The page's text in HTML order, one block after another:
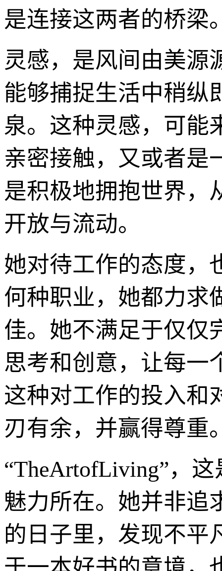
是连接这两者的桥梁
灵感，是风间由美源
能够捕捉生活中稍纵
泉。这种灵感，可能
亲密接触，又或者是
是积极地拥抱世界，
开放与流动。
她对待工作的态度，
何种职业，她都力求
佳。她不满足于仅仅
思考和创意，让每一
这种对工作的投入和
刃有余，并赢得尊重
“TheArtofLiving”，
魅力所在。她并非追
的日子里，发现不平